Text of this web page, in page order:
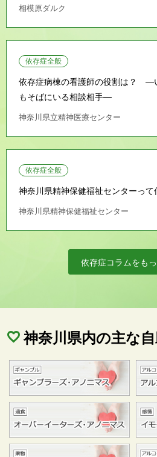
相模原ダルク
依存症全般
依存症病棟の看護師の役割は？ ―
もそばにいる相談相手―
神奈川県立精神医療センター
依存症全般
神奈川県精神保健福祉センターって
神奈川県精神保健福祉センター
依存症コラムをも
神奈川県内の主な